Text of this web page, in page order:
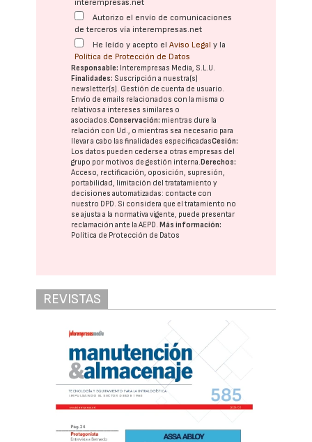
interempresas.net
Autorizo el envío de comunicaciones
de terceros vía interempresas.net
He leído y acepto elAviso Legal y la
Política de Protección de Datos
Responsable: Interempresas Media, S.L.U.
Finalidades: Suscripción a nuestra(s)
newsletter(s). Gestión de cuenta de usuario.
Envío de emails relacionados con la misma o
relativos a intereses similares o
asociados.Conservación: mientras dure la
relación con Ud., o mientras sea necesario para
llevar a cabo las finalidades especificadasCesión:
Los datos pueden cederse a otras empresas del
grupo por motivos de gestión interna.Derechos:
Acceso, rectificación, oposición, supresión,
portabilidad, limitación del tratatamiento y
decisiones automatizadas: contacte con
nuestro DPD. Si considera que el tratamiento no
se ajusta a la normativa vigente, puede presentar
reclamación ante laAEPD.Más información:
Política de Protección de Datos
REVISTAS